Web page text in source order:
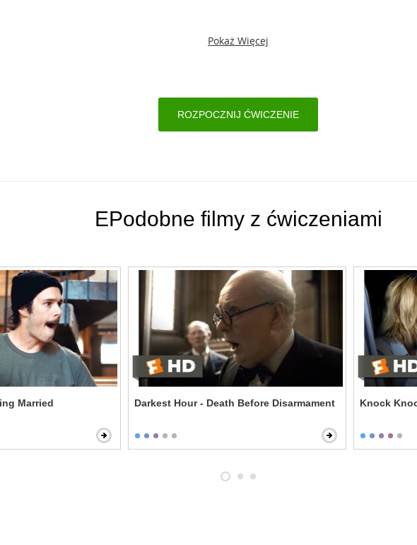
Pokaż Więcej
ROZPOCZNIJ ĆWICZENIE
EPodobne filmy z ćwiczeniami
Married Darkest Hour - Death Before Disarmament Knock